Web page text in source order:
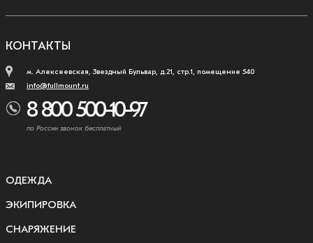
КОНТАКТЫ
м. Алексеевская, Звездный Бульвар, д.21, стр.1, помещение 540
info@fullmount.ru
8 800 500-10-97
по России звонок бесплатный
ОДЕЖДА
ЭКИПИРОВКА
СНАРЯЖЕНИЕ